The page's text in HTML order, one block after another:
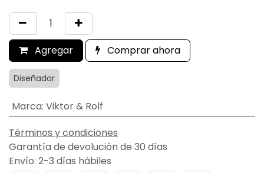
Agregar Comprar ahora
Diseñador
Marca: Viktor & Rolf
Términos y condiciones
Garantía de devolución de 30 días
Envío: 2-3 días hábiles